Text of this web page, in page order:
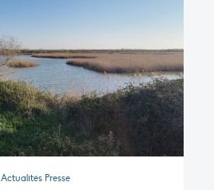
Actualités Presse